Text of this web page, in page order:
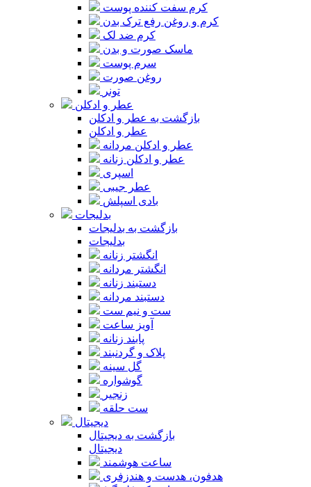
کرم سفت کننده پوست
کرم و روغن رفع ترک بدن
کرم ضد لک
ماسک صورت و بدن
سرم پوست
روغن صورت
تونر
عطر و ادکلن
بازگشت به عطر و ادکلن
عطر و ادکلن
عطر و ادکلن مردانه
عطر و ادکلن زنانه
اسپری
عطر جیبی
بادی اسپلش
بدلیجات
بازگشت به بدلیجات
بدلیجات
انگشتر زنانه
انگشتر مردانه
دستبند زنانه
دستبند مردانه
ست و نیم ست
آویز ساعت
پابند زنانه
پلاک و گردنبند
گل سینه
گوشواره
زنجیر
ست حلقه
دیجیتال
بازگشت به دیجیتال
دیجیتال
ساعت هوشمند
هدفون، هدست و هندزفری